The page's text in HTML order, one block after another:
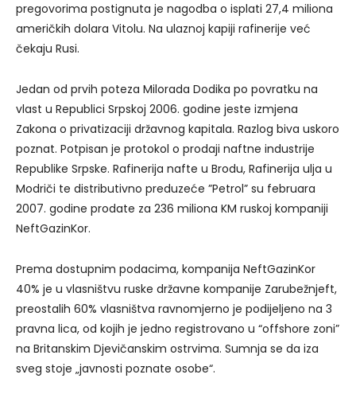
pregovorima postignuta je nagodba o isplati 27,4 miliona
američkih dolara Vitolu. Na ulaznoj kapiji rafinerije već
čekaju Rusi.
Jedan od prvih poteza Milorada Dodika po povratku na
vlast u Republici Srpskoj 2006. godine jeste izmjena
Zakona o privatizaciji državnog kapitala. Razlog biva uskoro
poznat. Potpisan je protokol o prodaji naftne industrije
Republike Srpske. Rafinerija nafte u Brodu, Rafinerija ulja u
Modriči te distributivno preduzeće ”Petrol” su februara
2007. godine prodate za 236 miliona KM ruskoj kompaniji
NeftGazinKor.
Prema dostupnim podacima, kompanija NeftGazinKor
40% je u vlasništvu ruske državne kompanije Zarubežnjeft,
preostalih 60% vlasništva ravnomjerno je podijeljeno na 3
pravna lica, od kojih je jedno registrovano u “offshore zoni”
na Britanskim Djevičanskim ostrvima. Sumnja se da iza
sveg stoje „javnosti poznate osobe“.